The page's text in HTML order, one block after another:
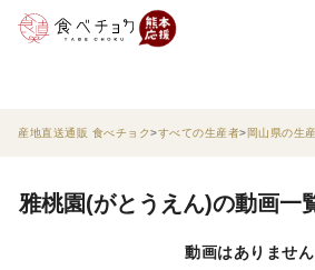
産地直送通販 食べチョク すべての生産者 岡山県の生
雅桃園(がとうえん)の動画一
動画はありません